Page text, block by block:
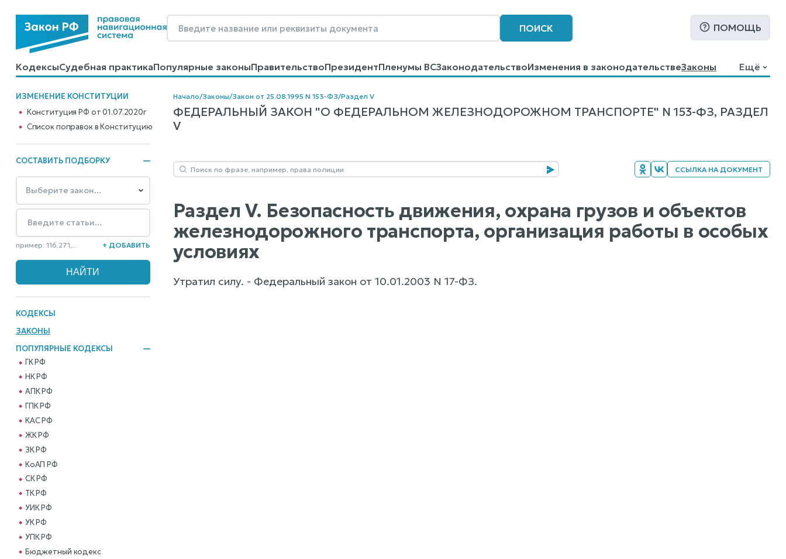
ПОИСК ПОМОЩЬ
КодексыСудебная практикаПопулярные законыПравительствоПрезидентПленумы ВСЗаконодательствоИзменения в законодательствеЗаконы
КалькуляторыСправочные материалыОбразцы договоровКонтактыПомощьПоиск
Ещё
ИЗМЕНЕНИЕ КОНСТИТУЦИИ
Конституция РФ от 01.07.2020г
Cписок поправок в Конституцию
СОСТАВИТЬ ПОДБОРКУ
пример: 116,271,... + ДОБАВИТЬ
КОДЕКСЫ
ЗАКОНЫ
ПОПУЛЯРНЫЕ КОДЕКСЫ
ГК РФ
НК РФ
АПК РФ
ГПК РФ
КАС РФ
ЖК РФ
ЗК РФ
КоАП РФ
СК РФ
ТК РФ
УИК РФ
УК РФ
УПК РФ
Бюджетный кодекс
Начало/Законы/Закон от 25.08.1995 N 153-ФЗ/Раздел V
ФЕДЕРАЛЬНЫЙ ЗАКОН "О ФЕДЕРАЛЬНОМ ЖЕЛЕЗНОДОРОЖНОМ ТРАНСПОРТЕ" N 153-ФЗ, РАЗДЕЛ
V
ССЫЛКА НА ДОКУМЕНТ
Раздел V. Безопасность движения, охрана грузов и объектов
железнодорожного транспорта, организация работы в особых
условиях
Утратил силу. - Федеральный закон от 10.01.2003 N 17-ФЗ.